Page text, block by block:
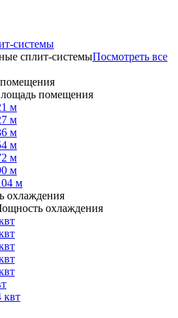
системы
сплит-системыПосмотреть все
помещения
м
м
м
м
м
м
м
охлаждения
охлаждения
квт